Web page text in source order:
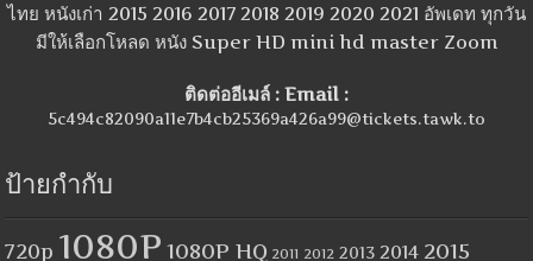
ไทย หนังเก่า 2015 2016 2017 2018 2019 2020 2021 อัพเดท ทุกวัน
มีให้เลือกโหลด หนัง Super HD mini hd master Zoom
ติดต่ออีเมล์ : Email :
5c494c82090a11e7b4cb25369a426a99@tickets.tawk.to
ป้ายกำกับ
720p 1080P 1080P HQ 2011 2012 2013 2014 2015